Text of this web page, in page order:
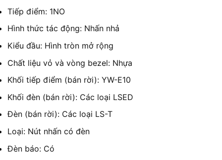
Tiếp điểm: 1NO
Hình thức tác động: Nhấn nhả
Kiểu đầu: Hình tròn mở rộng
Chất liệu vỏ và vòng bezel: Nhựa
Khối tiếp điểm (bán rời): YW-E10
Khối đèn (bán rời): Các loại LSED
Đèn (bán rời): Các loại LS-T
Loại: Nút nhấn có đèn
Đèn báo: Có